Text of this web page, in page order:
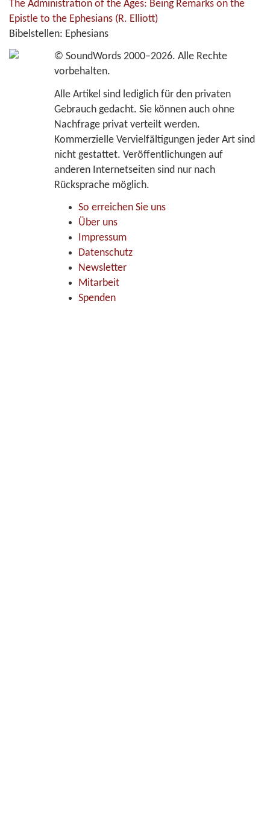
The Administration of the Ages: Being Remarks on the
Epistle to the Ephesians (R. Elliott)
Bibelstellen: Ephesians
© SoundWords2000–2026. Alle Rechte
vorbehalten.
Alle Artikel sind lediglich für den privaten
Gebrauch gedacht. Sie können auch ohne
Nachfrage privat verteilt werden.
Kommerzielle Vervielfältigungen jeder Art sind
nicht gestattet. Veröffentlichungen auf
anderen Internetseiten sind nur nach
Rücksprache möglich.
So erreichen Sie uns
Über uns
Impressum
Datenschutz
Newsletter
Mitarbeit
Spenden